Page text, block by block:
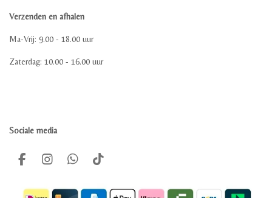
Verzenden en afhalen
Ma-Vrij: 9.00 - 18.00 uur
Zaterdag: 10.00 - 16.00 uur
Sociale media
F
c
I
s
W
a
T
k